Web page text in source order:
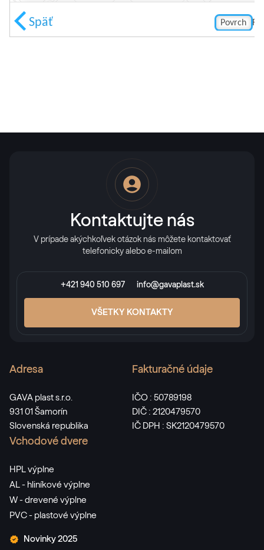
Kontaktujte nás
V prípade akýchkoľvek otázok nás môžete kontaktovať
telefonicky alebo e-mailom
+421 940 510 697 info@gavaplast.sk
VŠETKY KONTAKTY
Adresa
GAVA plast s.r.o.
931 01 Šamorín
Slovenská republika
Fakturačné údaje
IČO : 50789198
DIČ : 2120479570
IČ DPH : SK2120479570
Vchodové dvere
HPL výplne
AL - hliníkové výplne
W - drevené výplne
PVC - plastové výplne
Novinky 2025